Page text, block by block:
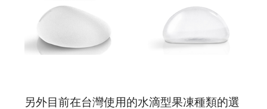
另外目前在台灣使用的水滴型果凍種類的選